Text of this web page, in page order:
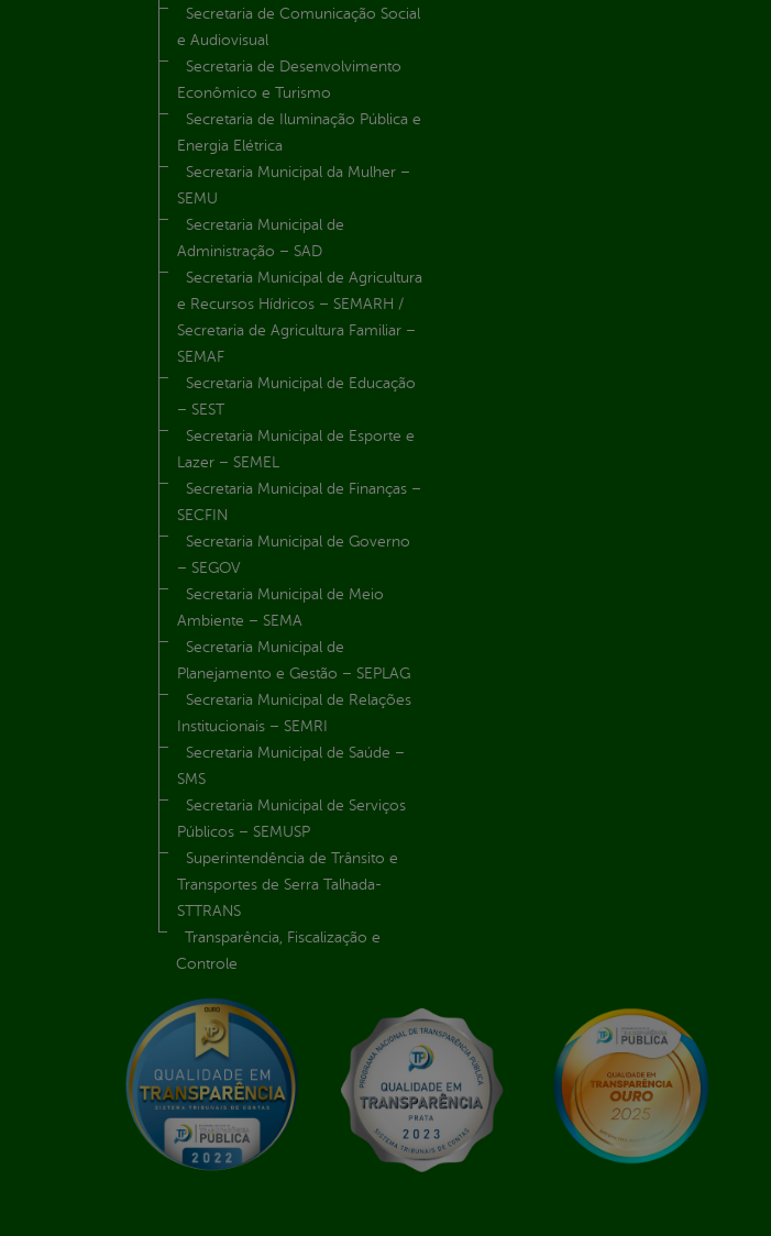
Secretaria de Comunicação Social
e Audiovisual
Secretaria de Desenvolvimento
Econômico e Turismo
Secretaria de Iluminação Pública e
Energia Elétrica
Secretaria Municipal da Mulher –
SEMU
Secretaria Municipal de
Administração – SAD
Secretaria Municipal de Agricultura
e Recursos Hídricos – SEMARH /
Secretaria de Agricultura Familiar –
SEMAF
Secretaria Municipal de Educação
– SEST
Secretaria Municipal de Esporte e
Lazer – SEMEL
Secretaria Municipal de Finanças –
SECFIN
Secretaria Municipal de Governo
– SEGOV
Secretaria Municipal de Meio
Ambiente – SEMA
Secretaria Municipal de
Planejamento e Gestão – SEPLAG
Secretaria Municipal de Relações
Institucionais – SEMRI
Secretaria Municipal de Saúde –
SMS
Secretaria Municipal de Serviços
Públicos – SEMUSP
Superintendência de Trânsito e
Transportes de Serra Talhada-
STTRANS
Transparência, Fiscalização e
Controle